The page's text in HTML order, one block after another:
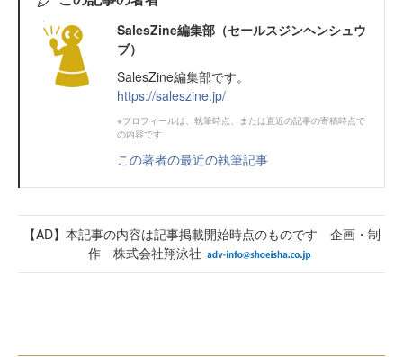
SalesZine編集部（セールスジンヘンシュウ
ブ）
SalesZine編集部です。
https://saleszine.jp/
※プロフィールは、執筆時点、または直近の記事の寄稿時点で
の内容です
この著者の最近の執筆記事
【AD】本記事の内容は記事掲載開始時点のものです 企画・制
作 株式会社翔泳社